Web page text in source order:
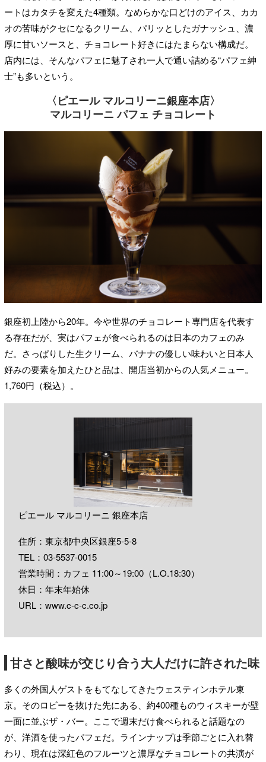
ートはカタチを変えた4種類。なめらかな口どけのアイス、カカ
オの苦味がクセになるクリーム、パリッとしたガナッシュ、濃
厚に甘いソースと、チョコレート好きにはたまらない構成だ。
店内には、そんなパフェに魅了され一人で通い詰める“パフェ紳
士”も多いという。
〈ピエール マルコリーニ銀座本店〉
マルコリーニ パフェ チョコレート
銀座初上陸から20年。今や世界のチョコレート専門店を代表す
る存在だが、実はパフェが食べられるのは日本のカフェのみ
だ。さっぱりした生クリーム、バナナの優しい味わいと日本人
好みの要素を加えたひと品は、開店当初からの人気メニュー。
1,760円（税込）。
ピエール マルコリーニ 銀座本店
住所：東京都中央区銀座5-5-8
TEL： 03-5537-0015
営業時間：カフェ 11:00～19:00（L.O.18:30）
休日：年末年始休
URL： www.c-c-c.co.jp
甘さと酸味が交じり合う大人だけに許された味
多くの外国人ゲストをもてなしてきたウェスティンホテル東
京。そのロビーを抜けた先にある、約400種ものウィスキーが壁
一面に並ぶザ・バー。ここで週末だけ食べられると話題なの
が、洋酒を使ったパフェだ。ラインナップは季節ごとに入れ替
わり、現在は深紅色のフルーツと濃厚なチョコレートの共演が